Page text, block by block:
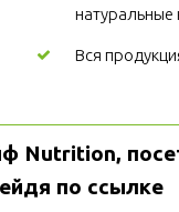
Вся
Nutrition,
по ссылке